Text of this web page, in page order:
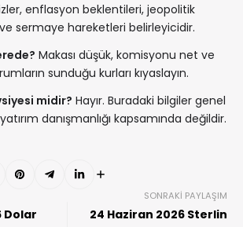
enflasyon beklentileri, jeopolitik
ve sermaye hareketleri belirleyicidir.
Makası düşük, komisyonu net ve
sunduğu kurları kıyaslayın.
midir? Hayır. Buradaki bilgiler genel
danışmanlığı kapsamında değildir.
Dolar
SONRAKI PAYLAŞIM
24 Haziran 2026 Sterlin